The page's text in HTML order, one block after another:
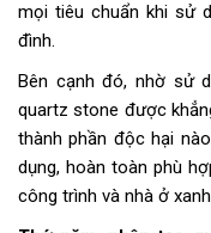
mọi tiêu chuẩn khi sử
đình.
Bên cạnh đó, nhờ sử
quartz stone được
thành phần độc hại
dụng, hoàn toàn phù
công trình và nhà ở